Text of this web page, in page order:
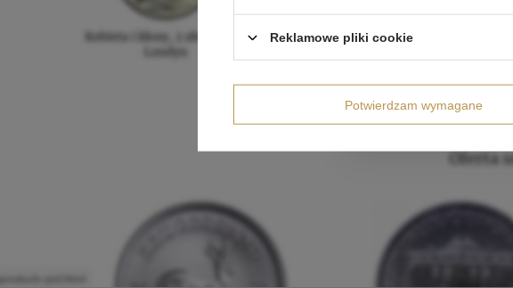
Reklamowe pliki cookie
Potwierdzam wymagane